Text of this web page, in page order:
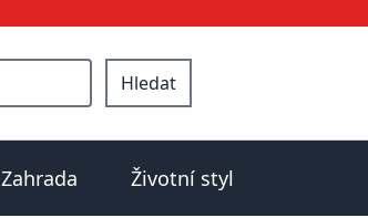
Hledat
Zahrada Životní styl